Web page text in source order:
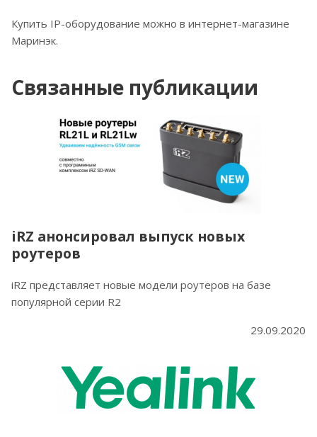
Купить IP-оборудование можно в интернет-магазине
Маринэк.
Связанные публикации
iRZ анонсировал выпуск новых
роутеров
iRZ представляет новые модели роутеров на базе
популярной серии R2
29.09.2020